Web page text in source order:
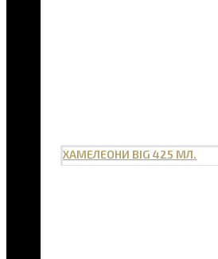
ХАМЕЛЕОНИ BIG 425 МЛ.